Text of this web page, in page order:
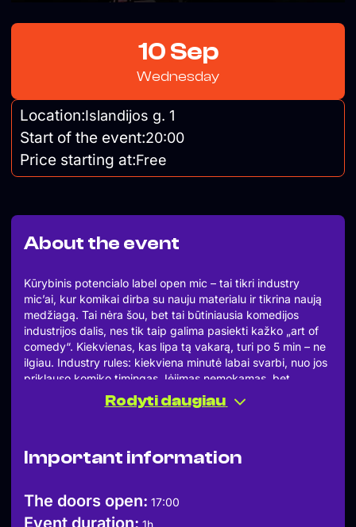
About the event
Kūrybinis potencialo label open mic – tai tikri industry
mic’ai, kur komikai dirba su nauju materialu ir tikrina naują
medžiagą. Tai nėra šou, bet tai būtiniausia komedijos
industrijos dalis, nes tik taip galima pasiekti kažko „art of
comedy“. Kiekvienas, kas lipa tą vakarą, turi po 5 min – ne
ilgiau. Industry rules: kiekviena minutė labai svarbi, nuo jos
priklauso komiko timingas. Įėjimas nemokamas, bet
žiūrovai turi suprasti, apie ką šis vakaras – tai nėra šou.
Rodyti daugiau
Important information
The doors open: 17:00
10 Sep
Wednesday
Location:Islandijos g. 1
Start of the event:20:00
Price starting at:Free